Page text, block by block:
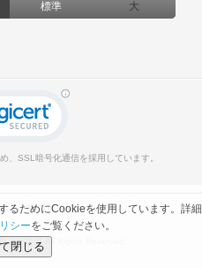
大
標準
、SSL暗号化通信を採用しています。
サイトポリシー
ノースイ All Rights Reserved.
るためにCookieを使用しています。詳細
シーをご覧ください。
閉じる